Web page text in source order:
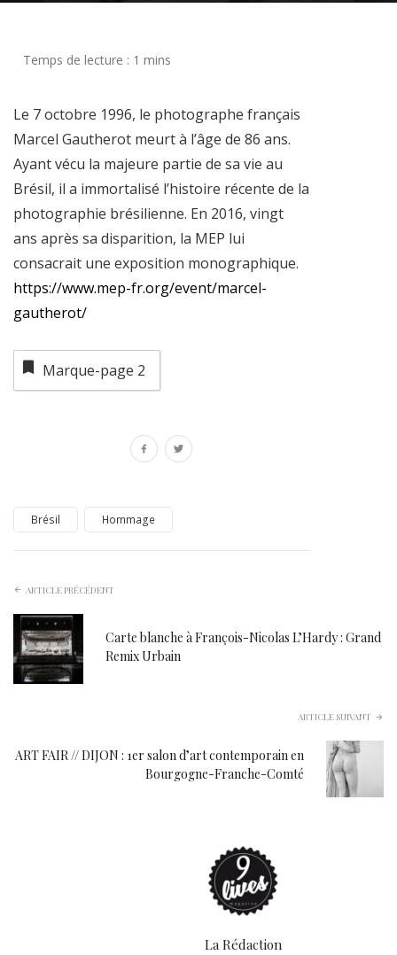
Le 7 octobre 1996, le photographe français
Marcel Gautherot meurt à l’âge de 86 ans.
Ayant vécu la majeure partie de sa vie au
Brésil, il a immortalisé l’histoire récente de la
photographie brésilienne. En 2016, vingt
ans après sa disparition, la MEP lui
consacrait une exposition monographique.
https://www.mep-fr.org/event/marcel-
gautherot/
Marque-page 2
Brésil Hommage
ARTICLE PRÉCÉDENT
Carte blanche à François-Nicolas L’Hardy : Grand
Remix Urbain
ARTICLE SUIVANT
ART FAIR // DIJON : 1er salon d’art contemporain en
Bourgogne-Franche-Comté
La Rédaction